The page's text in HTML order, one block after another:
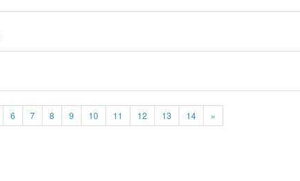
6 7 8 9 10 11 12 13 14 »